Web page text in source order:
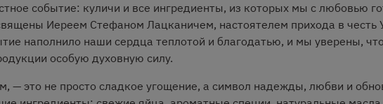
событие: куличи и все ингредиенты, из которых мы с любовью
Иереем Стефаном Лацканичем, настоятелем прихода в честь
наполнило наши сердца теплотой и благодатью, и мы уверены,
особую духовную силу.
— это не просто сладкое угощение, а символ надежды, любви и